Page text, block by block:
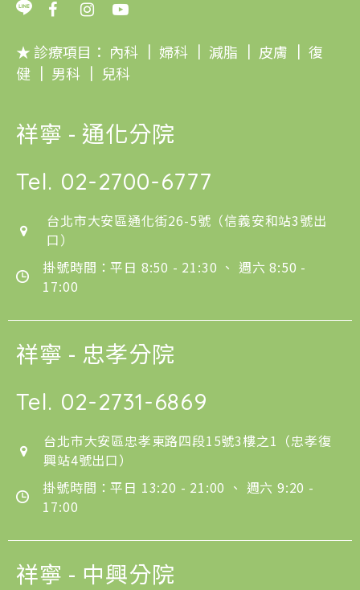
★ 診療項目： 內科 ｜ 婦科 ｜ 減脂 ｜ 皮膚 ｜ 復
健 ｜ 男科 ｜ 兒科
祥寧 - 通化分院
Tel. 02-2700-6777
台北市大安區通化街26-5號（信義安和站3號出
口）
掛號時間：平日 8:50 - 21:30 、 週六 8:50 -
17:00
祥寧 - 忠孝分院
Tel. 02-2731-6869
台北市大安區忠孝東路四段15號3樓之1（忠孝復
興站4號出口）
掛號時間：平日 13:20 - 21:00 、 週六 9:20 -
17:00
祥寧 - 中興分院